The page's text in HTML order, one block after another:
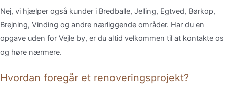
Nej, vi hjælper også kunder i Bredballe, Jelling, Egtved, Børkop,
Brejning, Vinding og andre nærliggende områder. Har du en
opgave uden for Vejle by, er du altid velkommen til at kontakte os
og høre nærmere.
Hvordan foregår et renoveringsprojekt?